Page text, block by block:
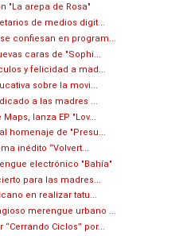
"La arepa de Rosa"
de medios digit...
confiesan en program...
caras de "Sophi...
y felicidad a mad...
sobre la movi...
a las madres ...
lanza EP "Lov...
homenaje de "Presu...
inédito “Volvert...
electrónico "Bahía"
para las madres...
en realizar tatu...
merengue urbano ...
“Cerrando Ciclos” por...